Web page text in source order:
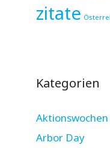
zitate
Kategorien
Aktionswochen
Arbor Day